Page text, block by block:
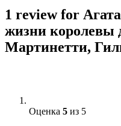
1 review for
жизни королевы
Мартинетти,
Оценка 5 из 5